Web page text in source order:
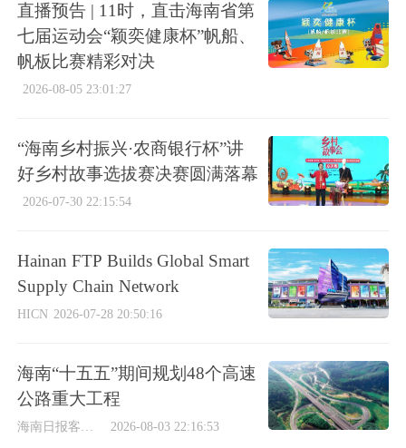
直播预告 | 11时，直击海南省第
七届运动会“颖奕健康杯”帆船、
帆板比赛精彩对决
2026-08-05 23:01:27
“海南乡村振兴·农商银行杯”讲
好乡村故事选拔赛决赛圆满落幕
2026-07-30 22:15:54
Hainan FTP Builds Global Smart
Supply Chain Network
HICN 2026-07-28 20:50:16
海南“十五五”期间规划48个高速
公路重大工程
2026-08-03 22:16:53